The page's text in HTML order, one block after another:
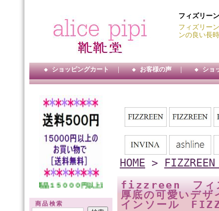
フィズリー
フィズリー
ンの良い長
◆ ショッピングカート ｜ ◆ お客様の声 ｜ ◆ ショ
品１５０００円以上送料サービス・・ ★★ 代引手数料３００円・・
商品検索
HOME >
fizzreen フィ
厚底の可愛いデ
インソール